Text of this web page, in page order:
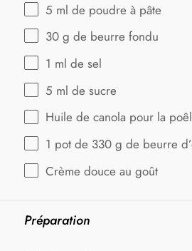
5 ml de poudre à pâte
30 g de beurre fondu
1 ml de sel
5 ml de sucre
Huile de canola pour la
1 pot de 330 g de beurre
Crème douce au goût
Préparation